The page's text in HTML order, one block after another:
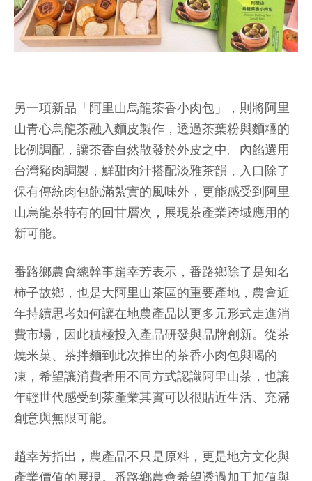
另一項新品「阿里山烏龍茶香小肉包」，則將阿里
山青心烏龍茶融入麵皮製作，透過茶葉粉與麵糰的
比例調配，讓茶香自然散發於外皮之中。內餡選用
台灣豬肉調製，鮮甜肉汁搭配淡雅茶韻，入口除了
保有傳統肉包飽滿紮實的風味外，更能感受到阿里
山烏龍茶特有的回甘層次，展現茶產業跨域應用的
新可能。
番路鄉農會總幹事趙幸芳表示，番路鄉除了是知名
柿子故鄉，也是大阿里山茶區的重要產地，農會近
年持續思考如何讓在地農產品以更多元形式走進消
費市場，因此積極投入產品研發與品牌創新。從茶
燒米菓、茶拌麵到此次推出的茶香小肉包與喝的
凍，希望讓消費者用不同方式認識阿里山茶，也讓
年輕世代感受到茶產業其實可以很貼近生活、充滿
創意與無限可能。
趙幸芳指出，農產品不只是原料，更是地方文化與
產業價值的展現。番路鄉農會希望透過加工加值與